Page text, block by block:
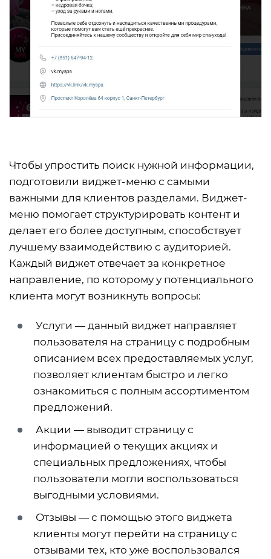
Чтобы упростить поиск нужной информации,
подготовили виджет-меню с самыми
важными для клиентов разделами. Виджет-
меню помогает структурировать контент и
делает его более доступным, способствует
лучшему взаимодействию с аудиторией.
Каждый виджет отвечает за конкретное
направление, по которому у потенциального
клиента могут возникнуть вопросы:
Услуги — данный виджет направляет
пользователя на страницу с подробным
описанием всех предоставляемых услуг,
позволяет клиентам быстро и легко
ознакомиться с полным ассортиментом
предложений.
Акции — выводит страницу с
информацией о текущих акциях и
специальных предложениях, чтобы
пользователи могли воспользоваться
выгодными условиями.
Отзывы — с помощью этого виджета
клиенты могут перейти на страницу с
отзывами тех, кто уже воспользовался